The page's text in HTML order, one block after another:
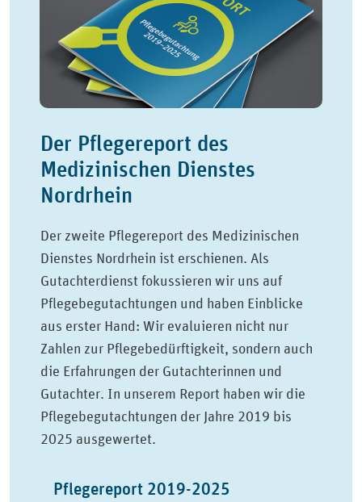
Der Pflegereport des
Medizinischen Dienstes
Nordrhein
Der zweite Pflegereport des Medizinischen
Dienstes Nordrhein ist erschienen. Als
Gutachterdienst fokussieren wir uns auf
Pflegebegutachtungen und haben Einblicke
aus erster Hand: Wir evaluieren nicht nur
Zahlen zur Pflegebedürftigkeit, sondern auch
die Erfahrungen der Gutachterinnen und
Gutachter. In unserem Report haben wir die
Pflegebegutachtungen der Jahre 2019 bis
2025 ausgewertet.
Pflegereport 2019-2025